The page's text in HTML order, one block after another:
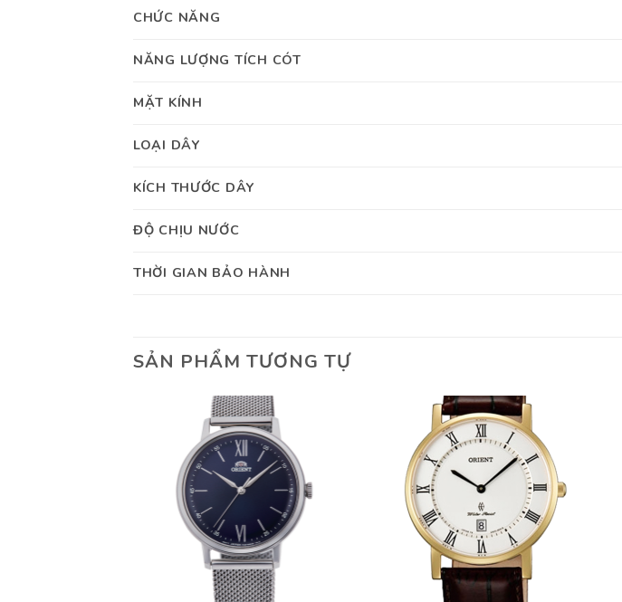
CHỨC NĂNG
NĂNG LƯỢNG TÍCH CÓT
MẶT KÍNH
LOẠI DÂY
KÍCH THƯỚC DÂY
ĐỘ CHỊU NƯỚC
THỜI GIAN BẢO HÀNH
SẢN PHẨM TƯƠNG TỰ